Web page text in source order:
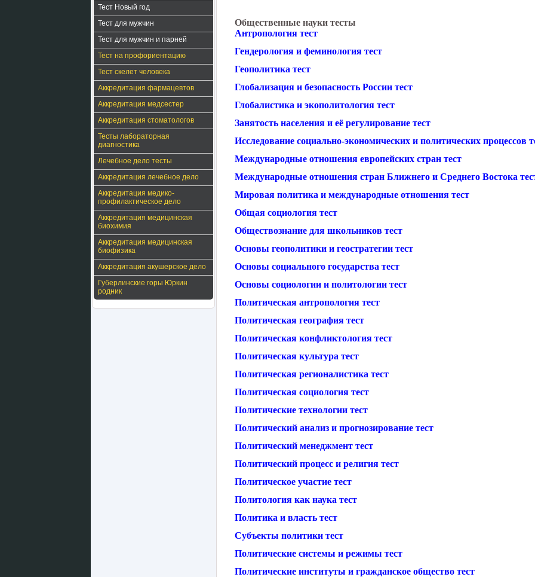
Тест Новый год
Тест для мужчин
Тест для мужчин и парней
Тест на профориентацию
Тест скелет человека
Аккредитация фармацевтов
Аккредитация медсестер
Аккредитация стоматологов
Тесты лабораторная
диагностика
Лечебное дело тесты
Аккредитация лечебное дело
Аккредитация медико-
профилактическое дело
Аккредитация медицинская
биохимия
Аккредитация медицинская
биофизика
Аккредитация акушерское дело
Губерлинские горы Юркин
родник
Общественные науки тесты
Антропология тест
Гендерология и феминология тест
Геополитика тест
Глобализация и безопасность России тест
Глобалистика и экополитология тест
Занятость населения и её регулирование тест
Исследование социально-экономических и политических процессов
Международные отношения европейских стран тест
Международные отношения стран Ближнего и Среднего Востока
Мировая политика и международные отношения тест
Общая социология тест
Обществознание для школьников тест
Основы геополитики и геостратегии тест
Основы социального государства тест
Основы социологии и политологии тест
Политическая антропология тест
Политическая география тест
Политическая конфликтология тест
Политическая культура тест
Политическая регионалистика тест
Политическая социология тест
Политические технологии тест
Политический анализ и прогнозирование тест
Политический менеджмент тест
Политический процесс и религия тест
Политическое участие тест
Политология как наука тест
Политика и власть тест
Субъекты политики тест
Политические системы и режимы тест
Политические институты и гражданское общество тест